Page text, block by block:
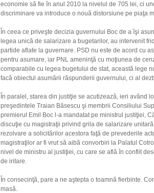
economie să fie în anul 2010 la nivelul de 705 lei, ci
discriminare va introduce o nouă distorsiune pe piaţa
În ceea ce priveşte decizia guvernului Boc de a îşi
legea unică de salarizare a bugetarilor, au intervenit
partide aflate la guvernare. PSD nu este de acord cu
pentru asumare, iar PNL ameninţă cu moţiunea de
comparabile cu legea bugetului de stat, această lege
facă obiectul asumării răspunderii guvernului, ci al
În paralel, starea din justiţie se acutizează, ieri având
preşedintele Traian Băsescu şi membrii Consiliului
premierul Emil Boc l-a mandatat pe ministrul justiţiei,
discuţie cu magistraţii privind grila de salarizare
rezolvare a solicitărilor acestora faţă de prevederile
magistraţilor ar fi vrut să aibă convorbiri la Palatul
nivel de ministru al justiţiei, cu care se află în conflit
de iritare.
În consecinţă, pare a ne aştepta o toamnă fierbinte.
masă.